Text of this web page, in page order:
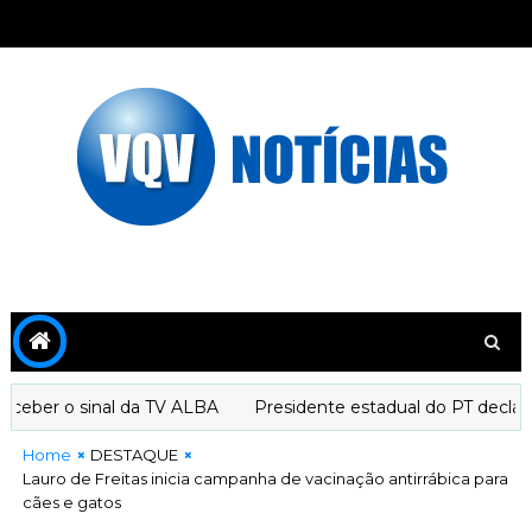
o sinal da TV ALBA Presidente estadual do PT declara
Home
DESTAQUE
Lauro de Freitas inicia campanha de vacinação antirrábica para
cães e gatos